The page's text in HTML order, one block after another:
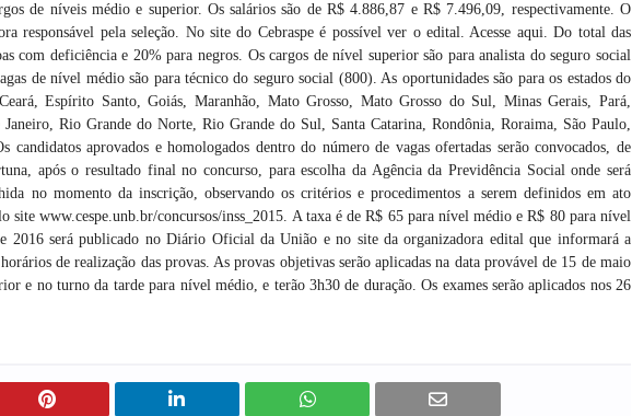
de níveis médio e superior. Os salários são de R$ 4.886,87 e R$ 7.496,09, respectivamente. O
responsável pela seleção. No site do Cebraspe é possível ver o edital. Acesse aqui. Do total das
com deficiência e 20% para negros. Os cargos de nível superior são para analista do seguro social
de nível médio são para técnico do seguro social (800). As oportunidades são para os estados do
Espírito Santo, Goiás, Maranhão, Mato Grosso, Mato Grosso do Sul, Minas Gerais, Pará,
Rio Grande do Norte, Rio Grande do Sul, Santa Catarina, Rondônia, Roraima, São Paulo,
aprovados e homologados dentro do número de vagas ofertadas serão convocados, de
após o resultado final no concurso, para escolha da Agência da Previdência Social onde será
no momento da inscrição, observando os critérios e procedimentos a serem definidos em ato
site www.cespe.unb.br/concursos/inss_2015. A taxa é de R$ 65 para nível médio e R$ 80 para nível
2016 será publicado no Diário Oficial da União e no site da organizadora edital que informará a
de realização das provas. As provas objetivas serão aplicadas na data provável de 15 de maio
e no turno da tarde para nível médio, e terão 3h30 de duração. Os exames serão aplicados nos 26